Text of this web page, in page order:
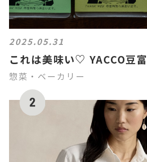
2025.05.31
これは美味い♡ YACCO
惣菜・ベーカリー